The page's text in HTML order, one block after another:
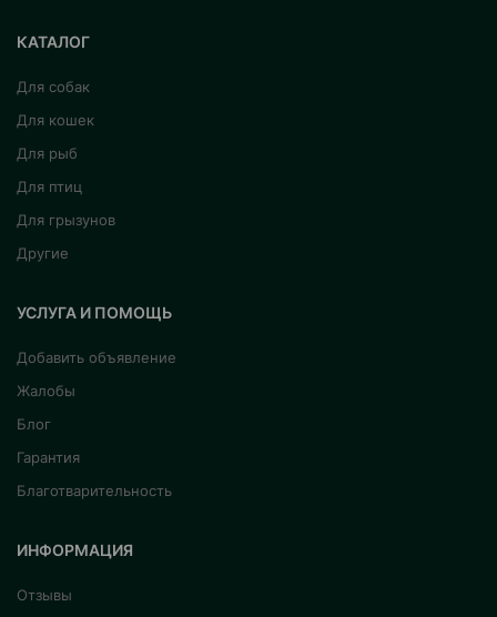
КАТАЛОГ
Для собак
Для кошек
Для рыб
Для птиц
Для грызунов
Другие
УСЛУГА И ПОМОЩЬ
Добавить объявление
Жалобы
Блог
Гарантия
Благотварительность
ИНФОРМАЦИЯ
Отзывы